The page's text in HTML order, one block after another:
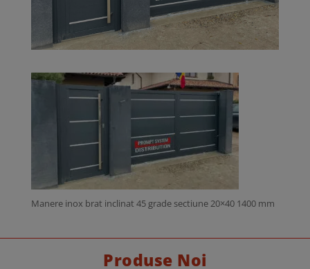
Manere inox brat inclinat 45 grade sectiune 20×40 1400 mm
Produse Noi